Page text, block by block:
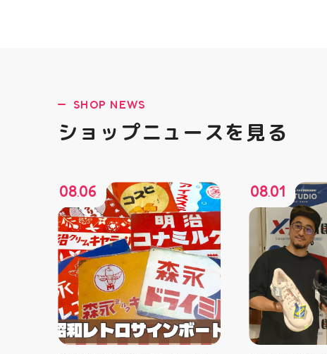
SHOP NEWS
ショップニュースを見る
08.06 08.01